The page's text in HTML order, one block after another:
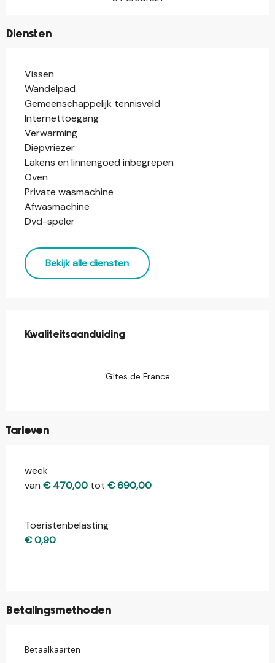
Diensten
Vissen
Wandelpad
Gemeenschappelijk tennisveld
Internettoegang
Verwarming
Diepvriezer
Lakens en linnengoed inbegrepen
Oven
Private wasmachine
Afwasmachine
Dvd-speler
Bekijk alle diensten
Kwaliteitsaanduiding
Kwaliteitsaanduiding
Gîtes de France
Tarieven
Tarieven 2026
week
van € 470,00 tot € 690,00
Toeristenbelasting
€ 0,90
Betalingsmethoden
Betaalkaarten